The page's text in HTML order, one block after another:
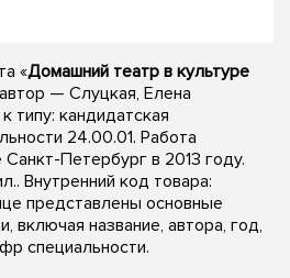
«Домашний театр в культуре
— Слуцкая, Елена
типу: кандидатская
24.00.01. Работа
Петербург в 2013 году.
Внутренний код товара:
представлены основные
включая название, автора, год,
специальности.